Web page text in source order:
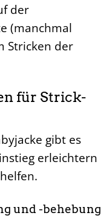
der
(manchmal
Stricken der
für Strick-
gibt es
erleichtern
und -behebung